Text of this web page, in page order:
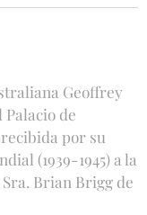
Geoffrey
Palacio de
por su
(1939-1945) a la
Brian Brigg de